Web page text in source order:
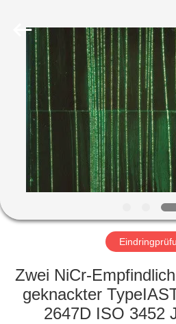
HAUS
PRODUKTE
ÜBER
UNS
FABRIK-
Reserved.
Zwei NiCr-
geknackter
2647D ISO 3452